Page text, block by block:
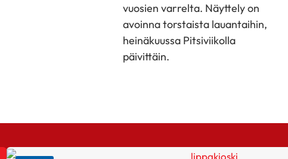
vuosien varrelta. Näyttely on
avoinna torstaista lauantaihin,
heinäkuussa Pitsiviikolla
päivittäin.